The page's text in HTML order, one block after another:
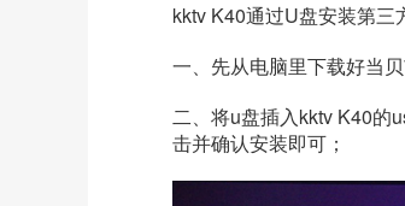
kktv K40通过U盘安装第三
一、先从电脑里下载好当
二、将u盘插入kktv K40的
击并确认安装即可；